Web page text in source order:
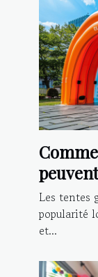
Les tentes
popularité
et...